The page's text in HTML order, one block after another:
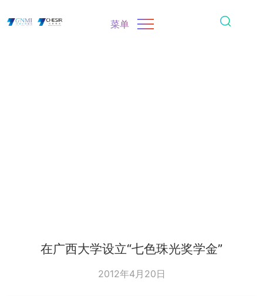
菜单
在广西大学设立“七色珠光奖学金”
2012年4月20日